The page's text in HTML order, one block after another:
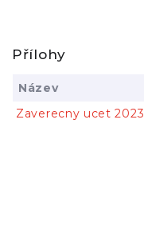
Přílohy
Název
Zaverecny ucet 2023